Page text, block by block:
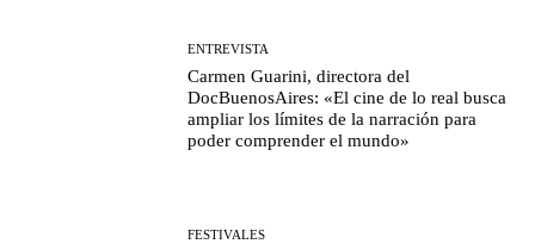
ENTREVISTA
Carmen Guarini, directora del
DocBuenosAires: «El cine de lo real busca
ampliar los límites de la narración para
poder comprender el mundo»
FESTIVALES